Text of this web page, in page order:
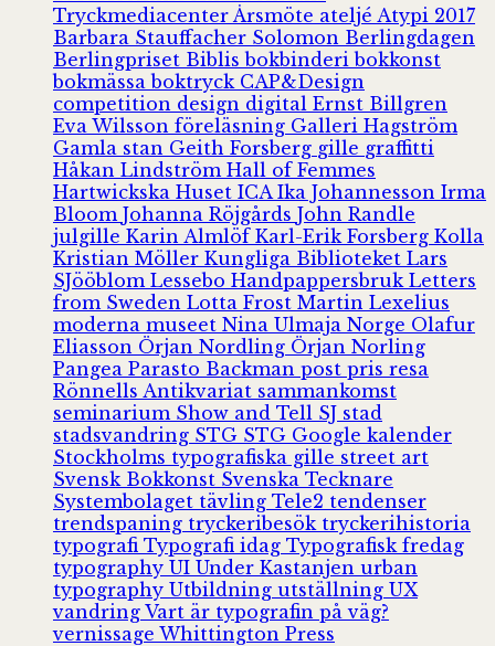
Tryckmediacenter Årsmöte ateljé Atypi 2017
Barbara Stauffacher Solomon Berlingdagen
Berlingpriset Biblisbokbinderibokkonst
bokmässaboktryck CAP&Design
competition design digital Ernst Billgren
Eva Wilsson föreläsning Galleri Hagström
Gamla stan Geith Forsberg gille graffitti
Håkan Lindström Hall of Femmes
Hartwickska Huset ICA Ika Johannesson Irma
Bloom Johanna Röjgårds John Randle
julgille Karin Almlöf Karl-Erik Forsberg Kolla
Kristian Möller Kungliga Biblioteket Lars
SJööblom Lessebo Handpappersbruk Letters
from Sweden Lotta Frost Martin Lexelius
moderna museet Nina Ulmaja Norge Olafur
Eliasson Örjan Nordling Örjan Norling
Pangea Parasto Backman post pris resa
Rönnells Antikvariat sammankomst
seminarium Show and Tell SJ stad
stadsvandring STG STG Google kalender
Stockholms typografiska gille street art
Svensk Bokkonst Svenska Tecknare
Systembolaget tävling Tele2 tendenser
trendspaning tryckeribesök tryckerihistoria
typografi Typografi idag Typografisk fredag
typography UI Under Kastanjen urban
typography Utbildning utställning UX
vandring Vart är typografin på väg?
vernissage Whittington Press